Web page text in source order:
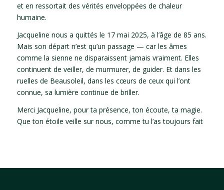
et en ressortait des vérités enveloppées de chaleur
humaine.
Jacqueline nous a quittés le 17 mai 2025, à l’âge de 85 ans.
Mais son départ n’est qu’un passage — car les âmes
comme la sienne ne disparaissent jamais vraiment. Elles
continuent de veiller, de murmurer, de guider. Et dans les
ruelles de Beausoleil, dans les cœurs de ceux qui l’ont
connue, sa lumière continue de briller.
Merci Jacqueline, pour ta présence, ton écoute, ta magie.
Que ton étoile veille sur nous, comme tu l’as toujours fait